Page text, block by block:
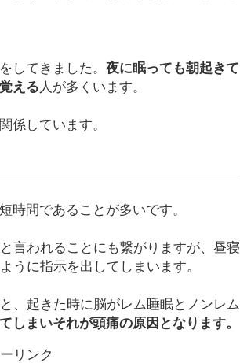
してきました。 夜に眠っても朝起きて
える 人が多くいます。
係しています。
時間であることが多いです。
言われることにも繋がりますが、昼寝
うに指示を出してしまいます。
、起きた時に脳がレム睡眠とノンレム
しまいそれが頭痛の原因となります。
リンク